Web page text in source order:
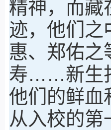
精神，而藏
迹，他们之
惠、郑佑之
寿……新生
他们的鲜血
从入校的